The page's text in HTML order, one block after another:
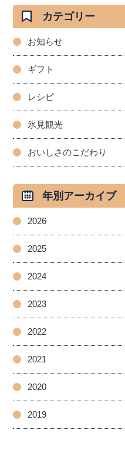
カテゴリー
お知らせ
ギフト
レシピ
氷見観光
おいしさのこだわり
年別アーカイブ
2026
2025
2024
2023
2022
2021
2020
2019